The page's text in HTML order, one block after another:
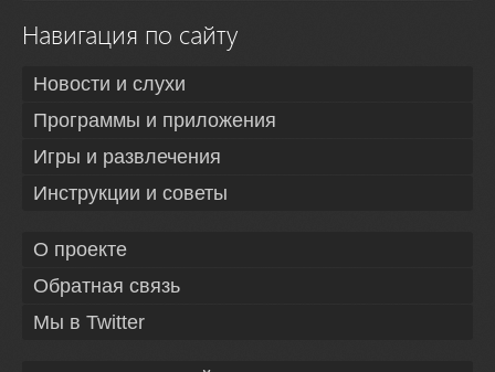
Навигация по сайту
Новости и слухи
Программы и приложения
Игры и развлечения
Инструкции и советы
О проекте
Обратная связь
Мы в Twitter